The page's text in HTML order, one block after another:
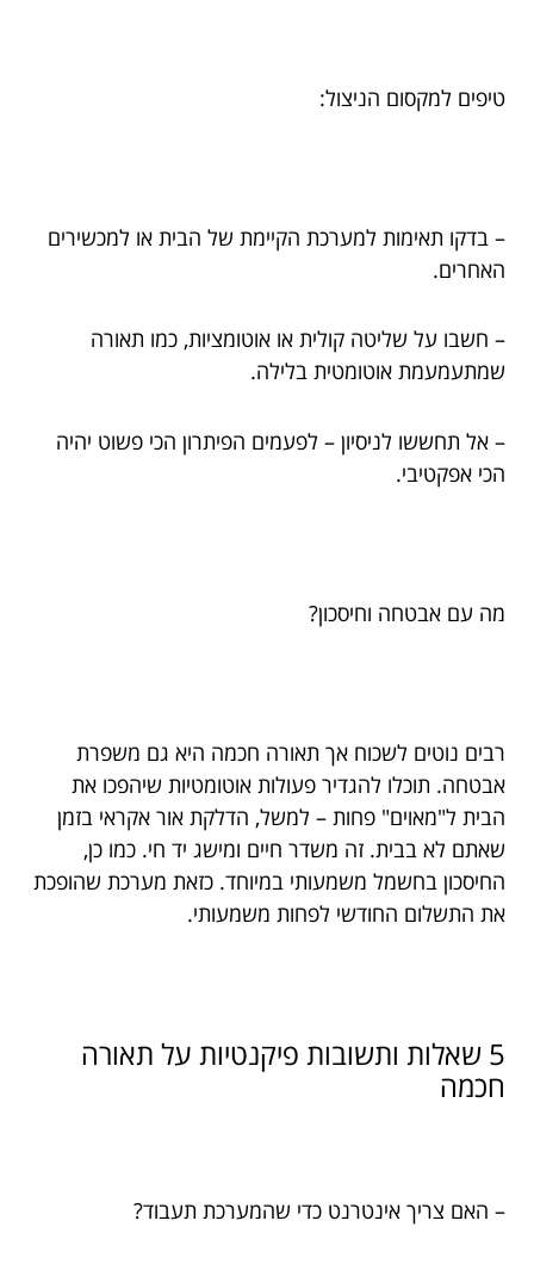
טיפים למקסום הניצול:
– בדקו תאימות למערכת הקיימת של הבית או למכשירים
האחרים.
– חשבו על שליטה קולית או אוטומציות, כמו תאורה
שמתעמעמת אוטומטית בלילה.
– אל תחששו לניסיון – לפעמים הפיתרון הכי פשוט יהיה
הכי אפקטיבי.
מה עם אבטחה וחיסכון?
רבים נוטים לשכוח אך תאורה חכמה היא גם משפרת
אבטחה. תוכלו להגדיר פעולות אוטומטיות שיהפכו את
הבית ל"מאוים" פחות – למשל, הדלקת אור אקראי בזמן
שאתם לא בבית. זה משדר חיים ומישג יד חי. כמו כן,
החיסכון בחשמל משמעותי במיוחד. כזאת מערכת שהופכת
את התשלום החודשי לפחות משמעותי.
5 שאלות ותשובות פיקנטיות על תאורה
חכמה
– האם צריך אינטרנט כדי שהמערכת תעבוד?